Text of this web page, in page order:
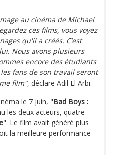
au cinéma de Michael
ces films, vous voyez
qu'il a créés. C’est
Nous avons plusieurs
encore des étudiants
fans de son travail seront
film", déclare Adil El Arbi.
le 7 juin, "Bad Boys :
les deux acteurs, quatre
". Le film avait généré plus
la meilleure performance